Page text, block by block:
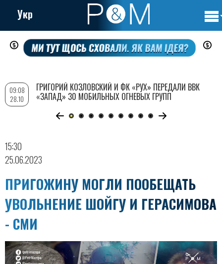
Перейти
содержанию
Укр
15:30
25.06.2023
ПРИГОЖИНУ МОГЛИ ПООБЕЩАТЬ
УВОЛЬНЕНИЕ ШОЙГУ И ГЕРАСИМОВА
- СМИ
09:08
28.10
ГРИГОРИЙ КОЗЛОВСКИЙ И ФК «РУХ» ПЕРЕДАЛИ ВВК
«ЗАПАД» 30 МОБИЛЬНЫХ ОГНЕВЫХ ГРУПП